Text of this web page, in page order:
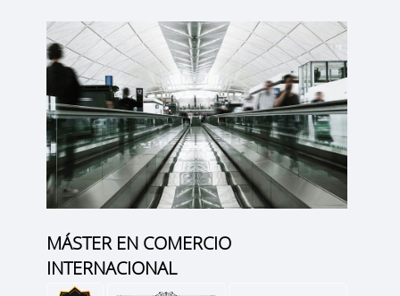
MÁSTER EN COMERCIO
INTERNACIONAL